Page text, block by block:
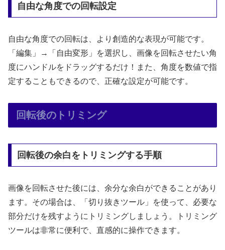
自由な角度での回転設定
自由な角度での回転は、より創造的な表現が可能です。
「編集」→「自由変形」を選択し、画像を回転させたい角
度にハンドルをドラッグするだけ！また、角度を数値で指
定することもできるので、正確な設定が可能です。
回転後のトリミング
回転後の余白をトリミングする手順
画像を回転させた後には、余分な余白ができることがあり
ます。その場合は、「切り抜きツール」を使って、必要な
部分だけを残すようにトリミングしましょう。トリミング
ツールは非常に便利で、直感的に操作できます。